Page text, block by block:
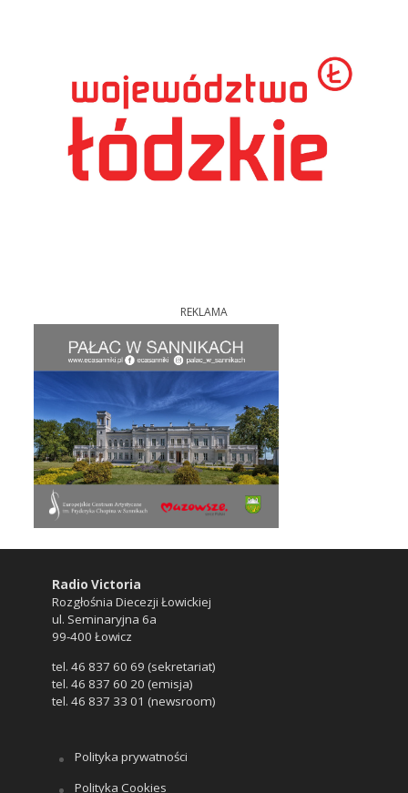
REKLAMA
Radio Victoria
Rozgłośnia Diecezji Łowickiej
ul. Seminaryjna 6a
99-400 Łowicz
tel. 46 837 60 69 (sekretariat)
tel. 46 837 60 20 (emisja)
tel. 46 837 33 01 (newsroom)
Polityka prywatności
Polityka Cookies